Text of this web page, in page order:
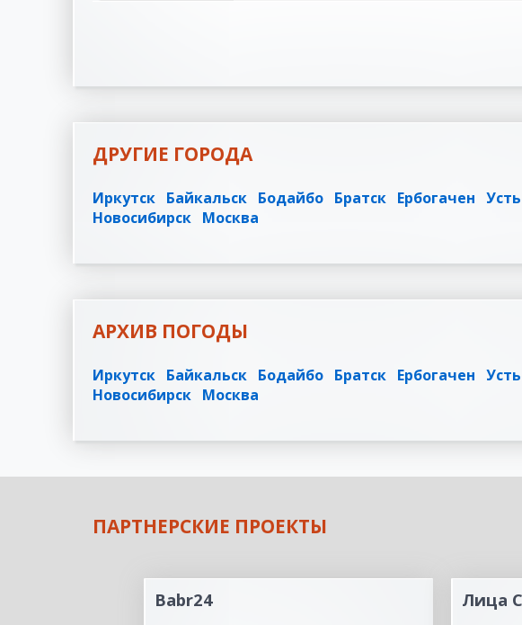
ДРУГИЕ ГОРОДА
Иркутск Байкальск Бодайбо Братск Ербогачен
Новосибирск Москва
АРХИВ ПОГОДЫ
Иркутск Байкальск Бодайбо Братск Ербогачен
Новосибирск Москва
ПАРТНЕРСКИЕ ПРОЕКТЫ
Babr24 Лица